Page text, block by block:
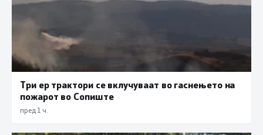
Три ер трактори се вклучуваат во гаснењето на
пожарот во Сопиште
пред 1 ч.